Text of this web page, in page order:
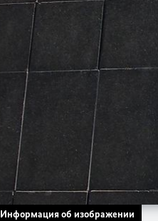
Информация об изображении